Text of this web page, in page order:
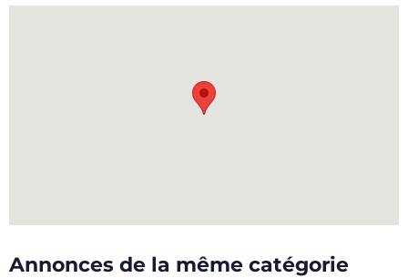
Annonces de la même catégorie